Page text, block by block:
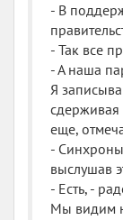
- В
- Так все
- А наша
Я
сдерживая
еще,
-
выслушав
- Есть, -
Мы видим